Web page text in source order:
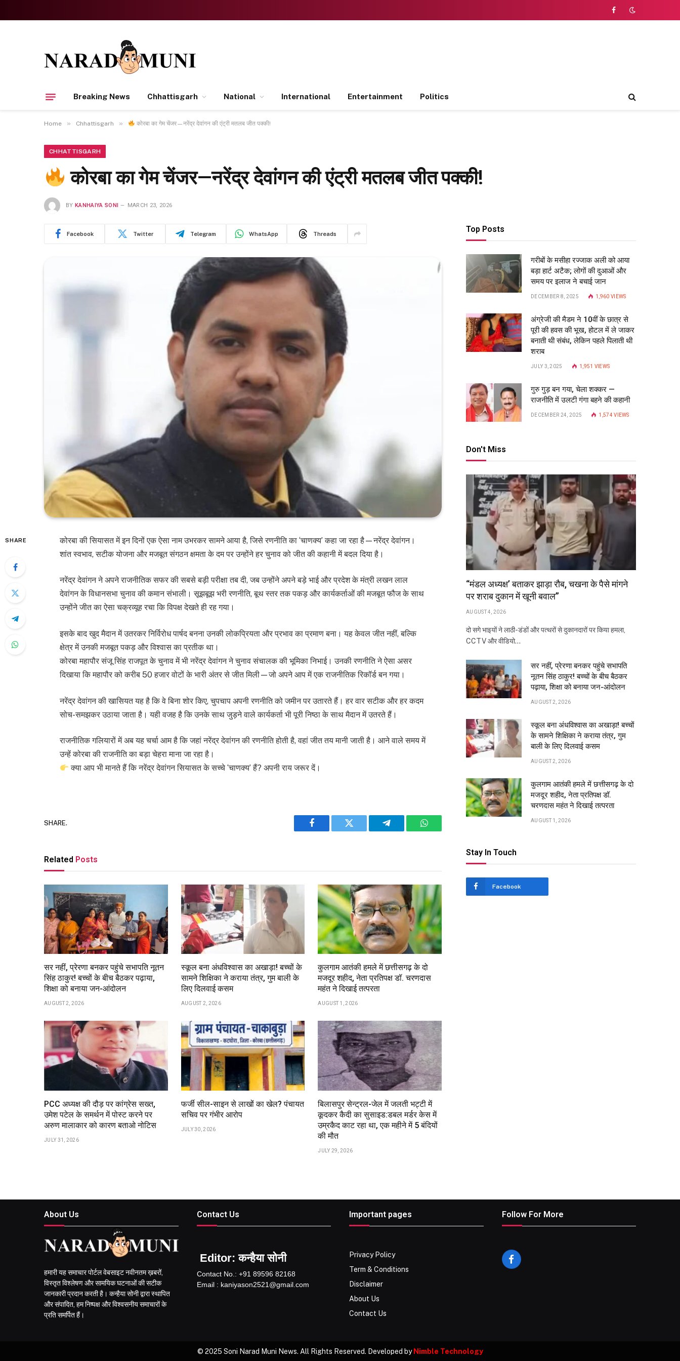
Facebook
Breaking News Chhattisgarh National International Entertainment Politics
Home » Chhattisgarh » कोरबा का गेम चेंजर—नरेंद्र देवांगन की एंट्री मतलब जीत पक्की!
CHHATTISGARH
कोरबा का गेम चेंजर—नरेंद्र देवांगन की एंट्री मतलब जीत पक्की!
BY KANHAIYA SONI MARCH 23, 2026
Facebook Twitter Telegram WhatsApp Threads
SHARE
कोरबा की सियासत में इन दिनों एक ऐसा नाम उभरकर सामने आया है, जिसे रणनीति का ‘चाणक्य’ कहा जा रहा है—नरेंद्र देवांगन।
शांत स्वभाव, सटीक योजना और मजबूत संगठन क्षमता के दम पर उन्होंने हर चुनाव को जीत की कहानी में बदल दिया है।
नरेंद्र देवांगन ने अपने राजनीतिक सफर की सबसे बड़ी परीक्षा तब दी, जब उन्होंने अपने बड़े भाई और प्रदेश के मंत्री लखन लाल
देवांगन के विधानसभा चुनाव की कमान संभाली। सूझबूझ भरी रणनीति, बूथ स्तर तक पकड़ और कार्यकर्ताओं की मजबूत फौज के साथ
उन्होंने जीत का ऐसा चक्रव्यूह रचा कि विपक्ष देखते ही रह गया।
इसके बाद खुद मैदान में उतरकर निर्विरोध पार्षद बनना उनकी लोकप्रियता और प्रभाव का प्रमाण बना। यह केवल जीत नहीं, बल्कि
क्षेत्र में उनकी मजबूत पकड़ और विश्वास का प्रतीक था।
कोरबा महापौर संजू सिंह राजपूत के चुनाव में भी नरेंद्र देवांगन ने चुनाव संचालक की भूमिका निभाई। उनकी रणनीति ने ऐसा असर
दिखाया कि महापौर को करीब 50 हजार वोटों के भारी अंतर से जीत मिली—जो अपने आप में एक राजनीतिक रिकॉर्ड बन गया।
नरेंद्र देवांगन की खासियत यह है कि वे बिना शोर किए, चुपचाप अपनी रणनीति को जमीन पर उतारते हैं। हर वार सटीक और हर कदम
सोच-समझकर उठाया जाता है। यही वजह है कि उनके साथ जुड़ने वाले कार्यकर्ता भी पूरी निष्ठा के साथ मैदान में उतरते हैं।
राजनीतिक गलियारों में अब यह चर्चा आम है कि जहां नरेंद्र देवांगन की रणनीति होती है, वहां जीत तय मानी जाती है। आने वाले समय में
उन्हें कोरबा की राजनीति का बड़ा चेहरा माना जा रहा है।
क्या आप भी मानते हैं कि नरेंद्र देवांगन सियासत के सच्चे ‘चाणक्य’ हैं? अपनी राय जरूर दें।
SHARE.
Facebook Twitter Telegram WhatsApp
Related Posts
सर नहीं, प्रेरणा बनकर पहुंचे सभापति नूतन
सिंह ठाकुर! बच्चों के बीच बैठकर पढ़ाया,
शिक्षा को बनाया जन-आंदोलन
AUGUST 2, 2026
स्कूल बना अंधविश्वास का अखाड़ा! बच्चों के
सामने शिक्षिका ने कराया तंत्र, गुम बाली के
लिए दिलवाई कसम
AUGUST 2, 2026
कुलगाम आतंकी हमले में छत्तीसगढ़ के दो
मजदूर शहीद, नेता प्रतिपक्ष डॉ. चरणदास
महंत ने दिखाई तत्परता
AUGUST 1, 2026
PCC अध्यक्ष की दौड़ पर कांग्रेस सख्त,
उमेश पटेल के समर्थन में पोस्ट करने पर
अरुण मालाकार को कारण बताओ नोटिस
JULY 31, 2026
फर्जी सील-साइन से लाखों का खेल? पंचायत
सचिव पर गंभीर आरोप
JULY 30, 2026
बिलासपुर सेन्ट्रल-जेल में जलती भट्टी में
कूदकर कैदी का सुसाइड:डबल मर्डर केस में
उम्रकैद काट रहा था, एक महीने में 5 बंदियों
की मौत
JULY 29, 2026
Top Posts
गरीबों के मसीहा रज्‍जाक अली को आया
बड़ा हार्ट अटैक; लोगों की दुआओं और
समय पर इलाज ने बचाई जान
DECEMBER 8, 2025 1,960 VIEWS
अंग्रेजी की मैडम ने 10वीं के छात्र से
पूरी की हवस की भूख, होटल में ले जाकर
बनाती थी संबंध, लेकिन पहले पिलाती थी
शराब
JULY 3, 2025 1,951 VIEWS
गुरु गुड़ बन गया, चेला शक्कर —
राजनीति में उलटी गंगा बहने की कहानी
DECEMBER 24, 2025 1,574VIEWS
Don't Miss
“मंडल अध्यक्ष’ बताकर झाड़ा रौब, चखना के पैसे मांगने
पर शराब दुकान में खूनी बवाल”
AUGUST 4, 2026
दो सगे भाइयों ने लाठी-डंडों और पत्थरों से दुकानदारों पर किया हमला,
CCTV और वीडियो…
सर नहीं, प्रेरणा बनकर पहुंचे सभापति
नूतन सिंह ठाकुर! बच्चों के बीच बैठकर
पढ़ाया, शिक्षा को बनाया जन-आंदोलन
AUGUST 2, 2026
स्कूल बना अंधविश्वास का अखाड़ा! बच्चों
के सामने शिक्षिका ने कराया तंत्र, गुम
बाली के लिए दिलवाई कसम
AUGUST 2, 2026
कुलगाम आतंकी हमले में छत्तीसगढ़ के दो
मजदूर शहीद, नेता प्रतिपक्ष डॉ.
चरणदास महंत ने दिखाई तत्परता
AUGUST 1, 2026
Stay In Touch
Facebook
About Us
हमारी यह समाचार पोर्टल वेबसाइट नवीनतम ख़बरों,
विस्तृत विश्लेषण और सामयिक घटनाओं की सटीक
जानकारी प्रदान करती है। कन्हैया सोनी द्वारा स्थापित
और संपादित, हम निष्पक्ष और विश्वसनीय समाचारों के
प्रति समर्पित हैं।
Contact Us
Editor: कन्हैया सोनी
Contact No.: +91 89596 82168
Email : kaniyason2521@gmail.com
Important pages
Privacy Policy
Term & Conditions
Disclaimer
About Us
Contact Us
Follow For More
Facebook
© 2025 Soni Narad Muni News. All Rights Reserved. Developed by Nimble Technology